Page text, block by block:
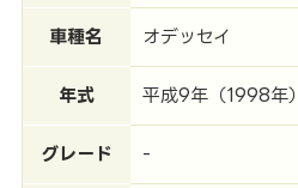
車種名 オデッセイ
年式 平成9年（1998年）
グレード -